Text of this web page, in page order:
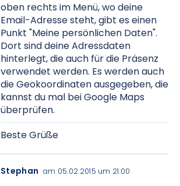
oben rechts im Menü, wo deine
Email-Adresse steht, gibt es einen
Punkt "Meine persönlichen Daten".
Dort sind deine Adressdaten
hinterlegt, die auch für die Präsenz
verwendet werden. Es werden auch
die Geokoordinaten ausgegeben, die
kannst du mal bei Google Maps
überprüfen.
Beste Grüße
Stephan am 05.02.2015 um 21:00